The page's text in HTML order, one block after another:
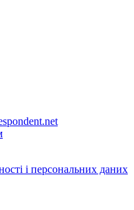
і персональних даних